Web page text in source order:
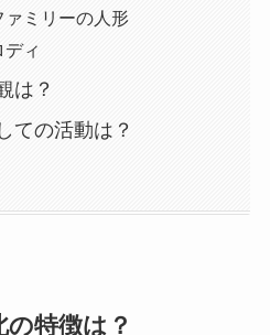
ァミリーの人形
ィ
は？
ての活動は？
特徴は？